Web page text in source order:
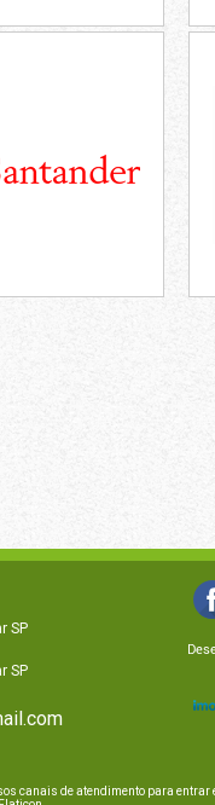
SP
SP
canais de atendimento para entrar